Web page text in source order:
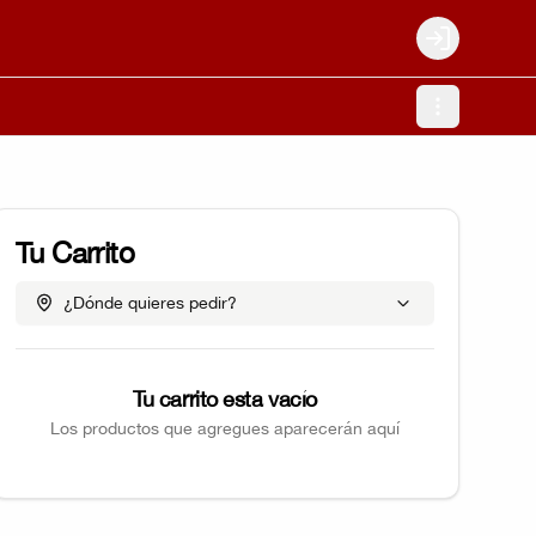
Login
Tu Carrito
¿Dónde quieres pedir?
Tu carrito esta vacío
Los productos que agregues aparecerán aquí